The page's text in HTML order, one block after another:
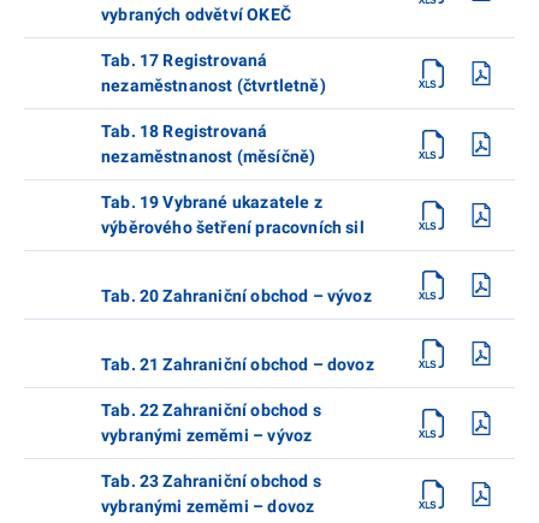
vybraných odvětví OKEČ
Tab. 17 Registrovaná
nezaměstnanost (čtvrtletně)
Tab. 18 Registrovaná
nezaměstnanost (měsíčně)
Tab. 19 Vybrané ukazatele z
výběrového šetření pracovních sil
Tab. 20 Zahraniční obchod – vývoz
Tab. 21 Zahraniční obchod – dovoz
Tab. 22 Zahraniční obchod s
vybranými zeměmi – vývoz
Tab. 23 Zahraniční obchod s
vybranými zeměmi – dovoz